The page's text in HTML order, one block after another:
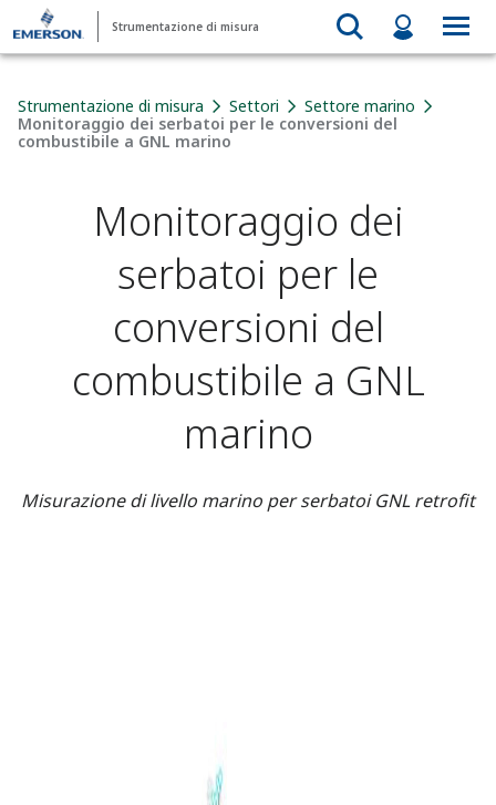
Strumentazione di misura
Strumentazione di misura Settori
Settore marino
Monitoraggio dei serbatoi per le conversioni del
combustibile a GNL marino
Monitoraggio dei
serbatoi per le
conversioni del
combustibile a GNL
marino
Misurazione di livello marino per serbatoi GNL retrofit